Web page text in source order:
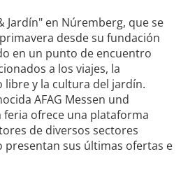
Jardín" en Núremberg, que se
desde su fundación
en un punto de encuentro
a los viajes, la
y la cultura del jardín.
AFAG Messen und
feria ofrece una plataforma
de diversos sectores
presentan sus últimas ofertas e